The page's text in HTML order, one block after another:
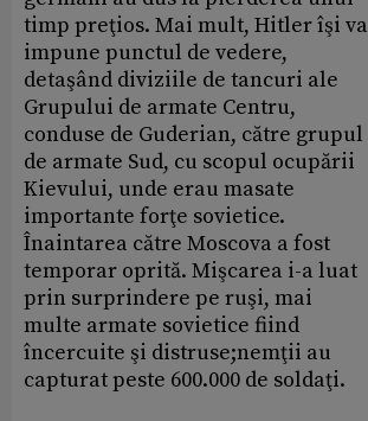
timp preţios. Mai mult, Hitler îşi va
impune punctul de vedere,
detaşând diviziile de tancuri ale
Grupului de armate Centru,
conduse de Guderian, către grupul
de armate Sud, cu scopul ocupării
Kievului, unde erau masate
importante forţe sovietice.
Înaintarea către Moscova a fost
temporar oprită. Mişcarea i-a luat
prin surprindere pe ruşi, mai
multe armate sovietice fiind
încercuite şi distruse;nemţii au
capturat peste 600.000 de soldaţi.